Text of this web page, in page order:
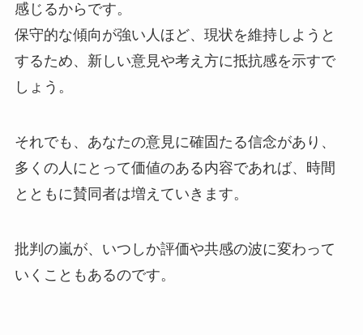
感じるからです。
保守的な傾向が強い人ほど、現状を維持しようと
するため、新しい意見や考え方に抵抗感を示すで
しょう。
それでも、あなたの意見に確固たる信念があり、
多くの人にとって価値のある内容であれば、時間
とともに賛同者は増えていきます。
批判の嵐が、いつしか評価や共感の波に変わって
いくこともあるのです。